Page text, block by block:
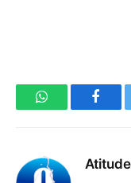
WhatsApp